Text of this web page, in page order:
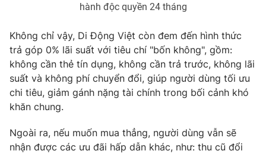
hành độc quyền 24 tháng
Không chỉ vậy, Di Động Việt còn đem đến hình thức
trả góp 0% lãi suất với tiêu chí "bốn không", gồm:
không cần thẻ tín dụng, không cần trả trước, không lãi
suất và không phí chuyển đổi, giúp người dùng tối ưu
chi tiêu, giảm gánh nặng tài chính trong bối cảnh khó
khăn chung.
Ngoài ra, nếu muốn mua thẳng, người dùng vẫn sẽ
nhận được các ưu đãi hấp dẫn khác, như: thu cũ đổi